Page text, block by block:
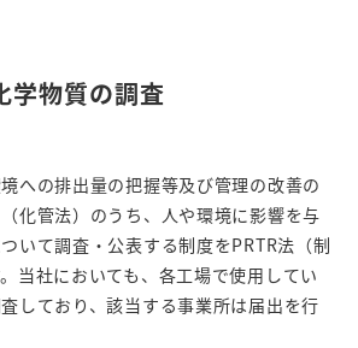
学物質の調査
境への排出量の把握等及び管理の改善の
化管法）のうち、人や環境に影響を与
いて調査・公表する制度をPRTR法（制
当社においても、各工場で使用してい
しており、該当する事業所は届出を行